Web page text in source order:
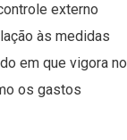
externo
às medidas
em que vigora no
os gastos